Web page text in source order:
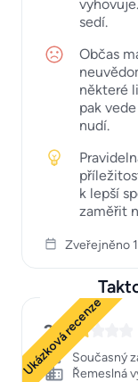
sedí.
Občas
některé
pak
nudí.
k lepší
zaměřit
Zveřejněno
Ukázková recenze
2
Současný
Řemeslná